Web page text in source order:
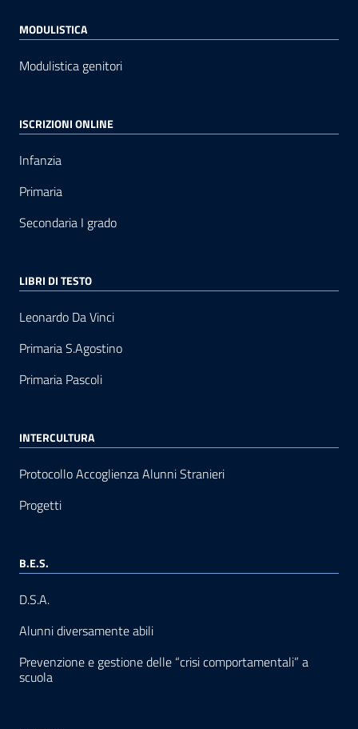
MODULISTICA
Modulistica genitori
ISCRIZIONI ONLINE
Infanzia
Primaria
Secondaria I grado
LIBRI DI TESTO
Leonardo Da Vinci
Primaria S.Agostino
Primaria Pascoli
INTERCULTURA
Protocollo Accoglienza Alunni Stranieri
Progetti
B.E.S.
D.S.A.
Alunni diversamente abili
Prevenzione e gestione delle “crisi comportamentali” a
scuola